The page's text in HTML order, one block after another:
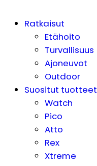
Ratkaisut
Etähoito
Turvallisuus
Ajoneuvot
Outdoor
Suositut tuotteet
Watch
Pico
Atto
Rex
Xtreme